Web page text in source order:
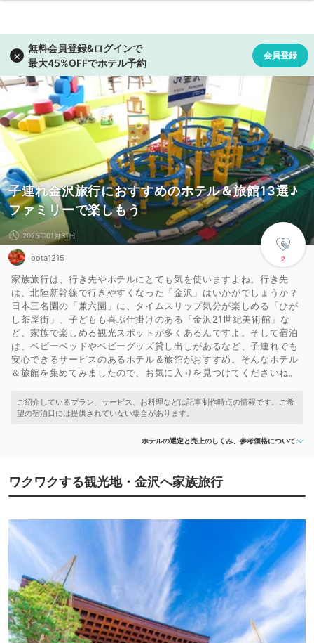
子連れ金沢旅行におすすめのホテル＆旅館13選♪
ファミリーで楽しもう
2
2025年01月31日
oota1215
家族旅行は、行き先やホテルにとても気を使いますよね。行き先
は、北陸新幹線で行きやすくなった「金沢」はいかがでしょうか？
日本三名園の「兼六園」に、タイムスリップ気分が楽しめる「ひが
し茶屋街」、子どもも喜ぶ仕掛けのある「金沢21世紀美術館」な
ど、家族で楽しめる観光スポットが多くあるんですよ。そして宿泊
は、ベビーベッドやベビーグッズ貸し出しがあるなど、子連れでも
安心できるサービスのあるホテル＆旅館がおすすめ。そんなホテル
＆旅館を集めてみましたので、お気に入りを見つけてくださいね。
ホテルの選定と売上のしくみ、参考価格について
ワクワクする観光地・金沢へ家族旅行